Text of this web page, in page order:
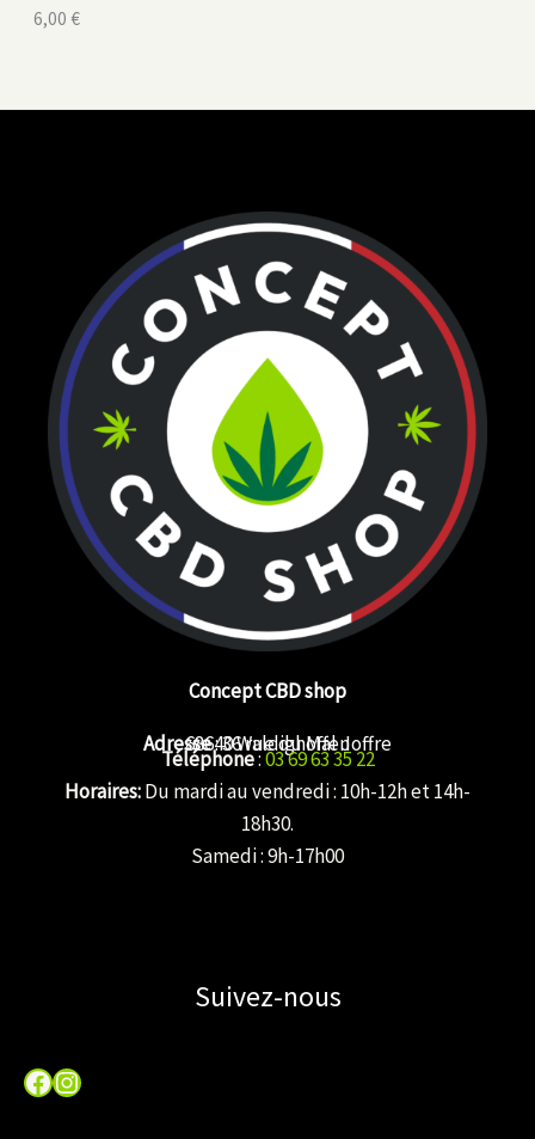
6,00 €
Concept CBD shop
Adresse: 36 rue du Mal Joffre
68640 Waldighoffen
Téléphone:03 69 63 35 22
Horaires:Du mardi au vendredi : 10h-12h et 14h-
18h30.
Samedi : 9h-17h00
Suivez-nous
Facebook
Instagram